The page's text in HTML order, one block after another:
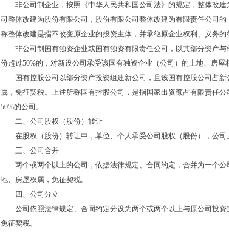
非公司制企业，按照《中华人民共和国公司法》的规定，整体改建
司整体改建为股份有限公司，股份有限公司整体改建为有限责任公司
称整体改建是指不改变原企业的投资主体，并承继原企业权利、义务的
非公司制国有独资企业或国有独资有限责任公司，以其部分资产与
份超过50%的，对新设公司承受该国有独资企业（公司）的土地、房屋
国有控股公司以部分资产投资组建新公司，且该国有控股公司占新
属，免征契税。上述所称国有控股公司，是指国家出资额占有限责任
50%的公司。
二、公司股权（股份）转让
在股权（股份）转让中，单位、个人承受公司股权（股份），公司
三、公司合并
两个或两个以上的公司，依据法律规定、合同约定，合并为一个公
地、房屋权属，免征契税。
四、公司分立
公司依照法律规定、合同约定分设为两个或两个以上与原公司投资
免征契税。